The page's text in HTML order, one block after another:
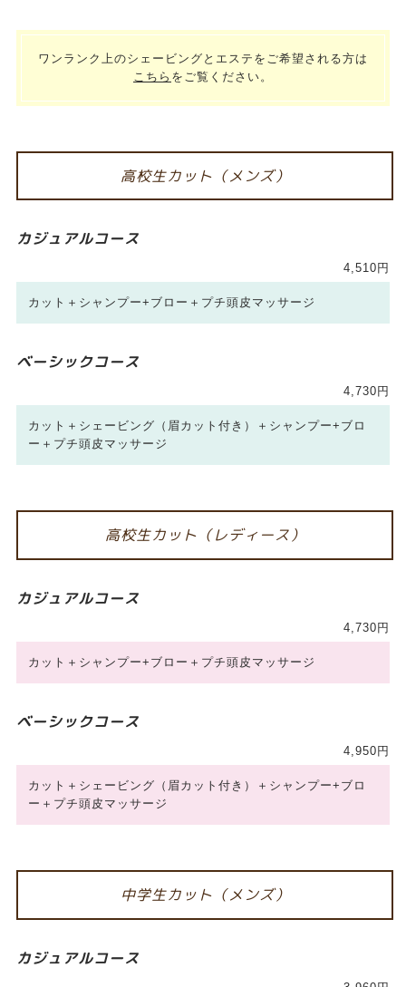
ワンランク上のシェービングとエステをご希望される方は
こちら をご覧ください。
高校生カット（メンズ）
カジュアルコース
4,510円
カット＋シャンプー+ブロー＋プチ頭皮マッサージ
ベーシックコース
4,730円
カット＋シェービング（眉カット付き）＋シャンプー+ブロ
ー＋プチ頭皮マッサージ
高校生カット（レディース）
カジュアルコース
4,730円
カット＋シャンプー+ブロー＋プチ頭皮マッサージ
ベーシックコース
4,950円
カット＋シェービング（眉カット付き）＋シャンプー+ブロ
ー＋プチ頭皮マッサージ
中学生カット（メンズ）
カジュアルコース